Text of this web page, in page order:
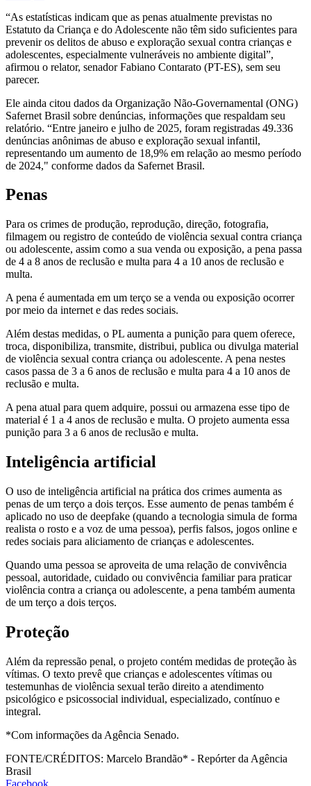
“As estatísticas indicam que as penas atualmente previstas no
Estatuto da Criança e do Adolescente não têm sido suficientes para
prevenir os delitos de abuso e exploração sexual contra crianças e
adolescentes, especialmente vulneráveis no ambiente digital”,
afirmou o relator, senador Fabiano Contarato (PT-ES), sem seu
parecer.
Ele ainda citou dados da Organização Não-Governamental (ONG)
Safernet Brasil sobre denúncias, informações que respaldam seu
relatório. “Entre janeiro e julho de 2025, foram registradas 49.336
denúncias anônimas de abuso e exploração sexual infantil,
representando um aumento de 18,9% em relação ao mesmo período
de 2024," conforme dados da Safernet Brasil.
Penas
Para os crimes de produção, reprodução, direção, fotografia,
filmagem ou registro de conteúdo de violência sexual contra criança
ou adolescente, assim como a sua venda ou exposição, a pena passa
de 4 a 8 anos de reclusão e multa para 4 a 10 anos de reclusão e
multa.
A pena é aumentada em um terço se a venda ou exposição ocorrer
por meio da internet e das redes sociais.
Além destas medidas, o PL aumenta a punição para quem oferece,
troca, disponibiliza, transmite, distribui, publica ou divulga material
de violência sexual contra criança ou adolescente. A pena nestes
casos passa de 3 a 6 anos de reclusão e multa para 4 a 10 anos de
reclusão e multa.
A pena atual para quem adquire, possui ou armazena esse tipo de
material é 1 a 4 anos de reclusão e multa. O projeto aumenta essa
punição para 3 a 6 anos de reclusão e multa.
Inteligência artificial
O uso de inteligência artificial na prática dos crimes aumenta as
penas de um terço a dois terços. Esse aumento de penas também é
aplicado no uso de deepfake (quando a tecnologia simula de forma
realista o rosto e a voz de uma pessoa), perfis falsos, jogos online e
redes sociais para aliciamento de crianças e adolescentes.
Quando uma pessoa se aproveita de uma relação de convivência
pessoal, autoridade, cuidado ou convivência familiar para praticar
violência contra a criança ou adolescente, a pena também aumenta
de um terço a dois terços.
Proteção
Além da repressão penal, o projeto contém medidas de proteção às
vítimas. O texto prevê que crianças e adolescentes vítimas ou
testemunhas de violência sexual terão direito a atendimento
psicológico e psicossocial individual, especializado, contínuo e
integral.
*Com informações da Agência Senado.
FONTE/CRÉDITOS: Marcelo Brandão* - Repórter da Agência
Brasil
Facebook